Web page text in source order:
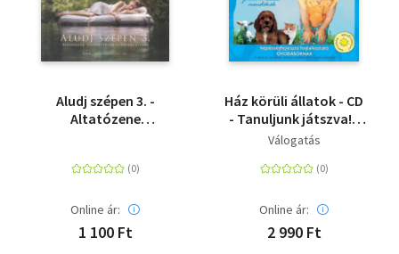
Aludj szépen 3. -
Altatózene
karton tokos CD
Online ár:
1 100 Ft
Ház körüli állatok - CD
- Tanuljunk játszva! -
Játékok, dalok,
Képességfejlesztő
óvodásoknak
Válogatás
Online ár:
2 990 Ft